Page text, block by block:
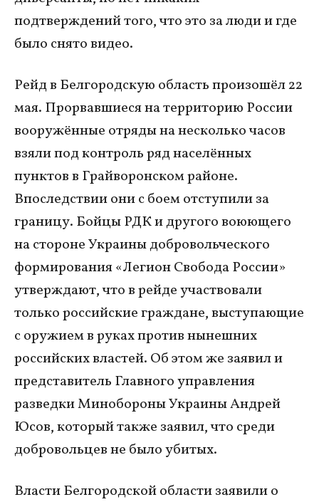
подтверждений того, что это за люди и где
было снято видео.
Рейд в Белгородскую область произошёл 22
мая. Прорвавшиеся на территорию России
вооружённые отряды на несколько часов
взяли под контроль ряд населённых
пунктов в Грайворонском районе.
Впоследствии они с боем отступили за
границу. Бойцы РДК и другого воюющего
на стороне Украины добровольческого
формирования «Легион Свобода России»
утверждают, что в рейде участвовали
только российские граждане, выступающие
с оружием в руках против нынешних
российских властей. Об этом же заявил и
представитель Главного управления
разведки Минобороны Украины Андрей
Юсов, который также заявил, что среди
добровольцев не было убитых.
Власти Белгородской области заявили о